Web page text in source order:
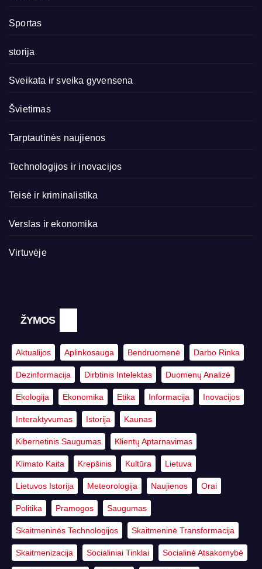
Sportas
storija
Sveikata ir sveika gyvensena
Švietimas
Tarptautinės naujienos
Technologijos ir inovacijos
Teisė ir kriminalistika
Verslas ir ekonomika
Virtuvėje
ŽYMOS
Aktualijos Aplinkosauga Bendruomenė Darbo Rinka
Dezinformacija Dirbtinis Intelektas Duomenų Analizė
Ekologija Ekonomika Etika Informacija Inovacijos
Interaktyvumas Istorija Kaunas
Kibernetinis Saugumas Klientų Aptarnavimas
Klimato Kaita Krepšinis Kultūra Lietuva
Lietuvos Istorija Meteorologija Naujienos Orai
Politika Pramogos Saugumas
Skaitmeninės Technologijos Skaitmeninė Transformacija
Skaitmenizacija Socialiniai Tinklai Socialinė Atsakomybė